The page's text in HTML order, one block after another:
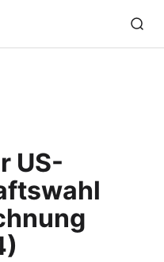
US-